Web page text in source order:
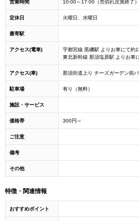
営業時間 10:00～17:00（売切れ次第終了）
定休日 火曜日、水曜日
最寄駅
アクセス(電車)
宇都宮線 黒磯駅 よりお車にて約
東北新幹線 那須塩原駅 よりお車
アクセス(車) 那須街道上り チーズガーデン前
駐車場 有り（無料）
施設・サービス
価格帯 300円～
ご注意
備考
その他
特徴・関連情報
おすすめポイント